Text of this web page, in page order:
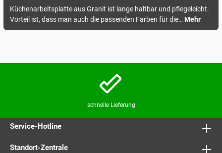
Küchenarbeitsplatte aus Granit ist lange haltbar und pflegeleicht.
Vorteil ist, dass man auch die passenden Farben für die… Mehr
schnelle Lieferung
Service-Hotline
Standort-Zentrale